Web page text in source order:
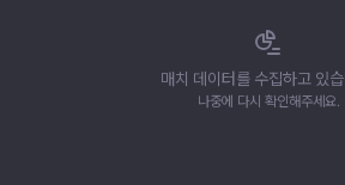
매치 데이터를 수집하고 있
나중에 다시 확인해주세요.